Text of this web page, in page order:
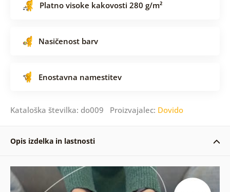
Platno visoke kakovosti 280 g/m²
Nasičenost barv
Enostavna namestitev
Kataloška številka: do009 Proizvajalec: Dovido
Opis izdelka in lastnosti